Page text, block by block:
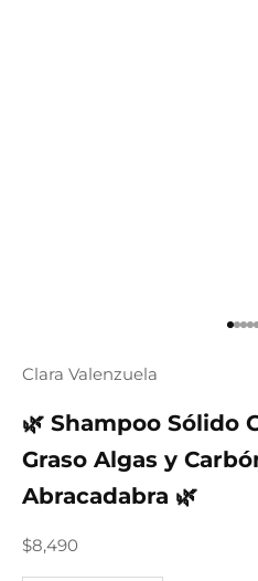
Go
Clara Valenzuela
🌿 Shampoo Sólido
Graso Algas y
Abracadabra 🌿
Precio Venta
$8,490